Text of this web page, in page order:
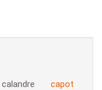
calandre capot